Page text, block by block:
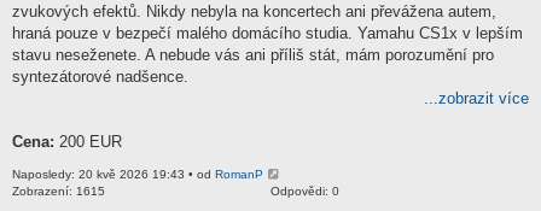
zvukových efektů. Nikdy nebyla na koncertech ani převážena autem,
hraná pouze v bezpečí malého domácího studia. Yamahu CS1x v lepším
stavu neseženete. A nebude vás ani příliš stát, mám porozumění pro
syntezátorové nadšence.
...zobrazit více
Cena: 200 EUR
Naposledy: 20 kvě 2026 19:43 • od RomanP
Odpovědi: 0
Zobrazení: 1615